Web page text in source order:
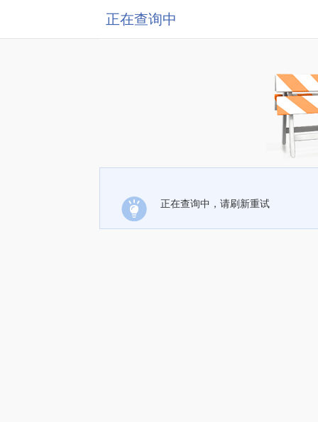
正在查询中
正在查询中，请刷新重试